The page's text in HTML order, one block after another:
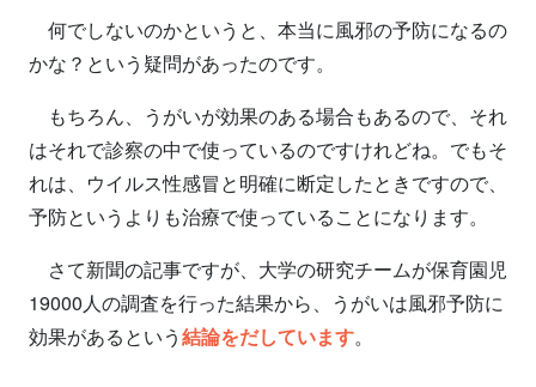
何でしないのかというと、本当に風邪の予防になるの
かな？という疑問があったのです。
もちろん、うがいが効果のある場合もあるので、それ
はそれで診察の中で使っているのですけれどね。でもそ
れは、ウイルス性感冒と明確に断定したときですので、
予防というよりも治療で使っていることになります。
さて新聞の記事ですが、大学の研究チームが保育園児
19000人の調査を行った結果から、うがいは風邪予防に
効果があるという結論をだしています。